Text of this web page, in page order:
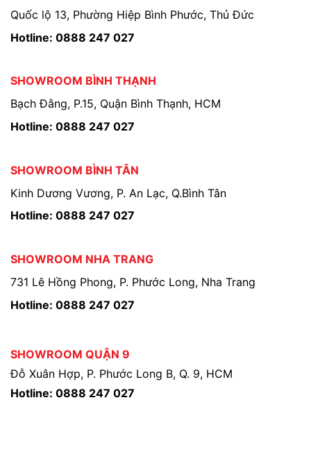
Quốc lộ 13, Phường Hiệp Bình Phước, Thủ Đức
Hotline: 0888 247 027
SHOWROOM BÌNH THẠNH
Bạch Đằng, P.15, Quận Bình Thạnh, HCM
Hotline: 0888 247 027
SHOWROOM BÌNH TÂN
Kinh Dương Vương, P. An Lạc, Q.Bình Tân
Hotline: 0888 247 027
SHOWROOM NHA TRANG
731 Lê Hồng Phong, P. Phước Long, Nha Trang
Hotline: 0888 247 027
SHOWROOM QUẬN 9
Đỗ Xuân Hợp, P. Phước Long B, Q. 9, HCM
Hotline: 0888 247 027